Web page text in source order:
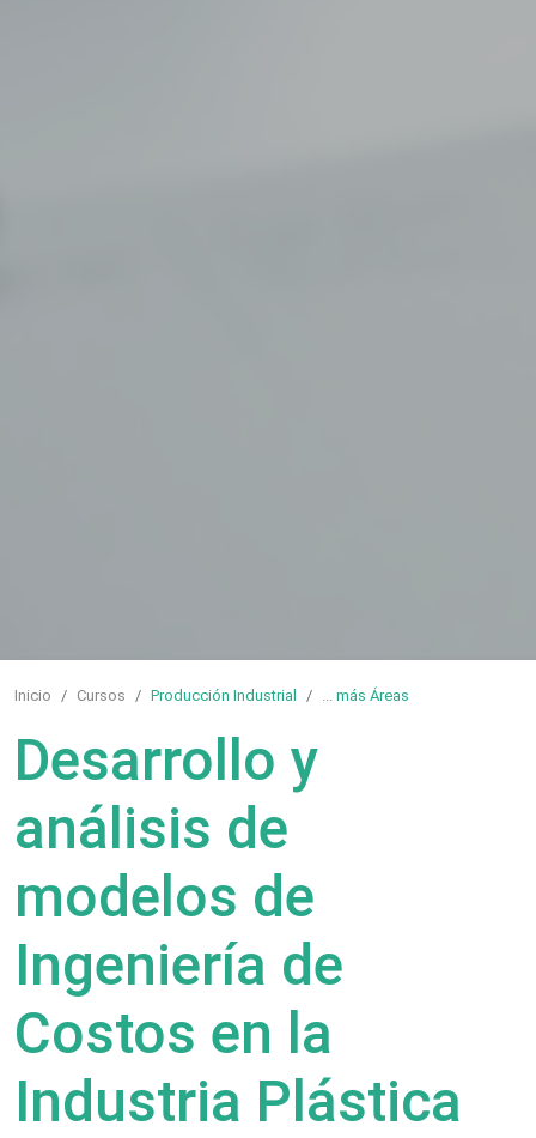
Inicio Cursos Producción Industrial ... más Áreas
Desarrollo y
análisis de
modelos de
Ingeniería de
Costos en la
Industria Plástica